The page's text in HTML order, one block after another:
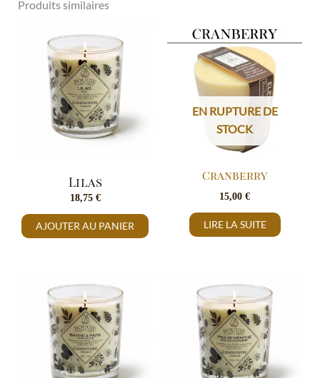
Produits similaires
Lilas
18,75 €
AJOUTER AU PANIER
EN RUPTURE DE
STOCK
Cranberry
15,00€
LIRE LA SUITE